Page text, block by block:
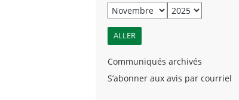
Communiqués archivés
S’abonner aux avis par courriel